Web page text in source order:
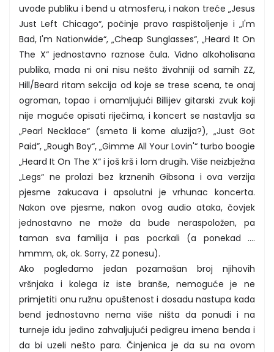
uvode publiku i bend u atmosferu, i nakon treće „Jesus
Just Left Chicago“, počinje pravo raspištoljenje i „I'm
Bad, I'm Nationwide“, „Cheap Sunglasses“, „Heard It On
The X“ jednostavno raznose čula. Vidno alkoholisana
publika, mada ni oni nisu nešto živahniji od samih ZZ,
Hill/Beard ritam sekcija od koje se trese scena, te onaj
ogroman, topao i omamljujući Billijev gitarski zvuk koji
nije moguće opisati riječima, i koncert se nastavlja sa
„Pearl Necklace“ (smeta li kome aluzija?), „Just Got
Paid”, „Rough Boy“, „Gimme All Your Lovin'“ turbo boogie
„Heard It On The X“ i još krš i lom drugih. Više neizbježna
„Legs“ ne prolazi bez krznenih Gibsona i ova verzija
pjesme zakucava i apsolutni je vrhunac koncerta.
Nakon ove pjesme, nakon ovog audio ataka, čovjek
jednostavno ne može da bude neraspoložen, pa
taman sva familija i pas pocrkali (a ponekad ....
hmmm, ok, ok. Sorry, ZZ ponesu).
Ako pogledamo jedan pozamašan broj njihovih
vršnjaka i kolega iz iste branše, nemoguće je ne
primjetiti onu ružnu opuštenost i dosadu nastupa kada
bend jednostavno nema više ništa da ponudi i na
turneje idu jedino zahvaljujući pedigreu imena benda i
da bi uzeli nešto para. Činjenica je da su na ovom